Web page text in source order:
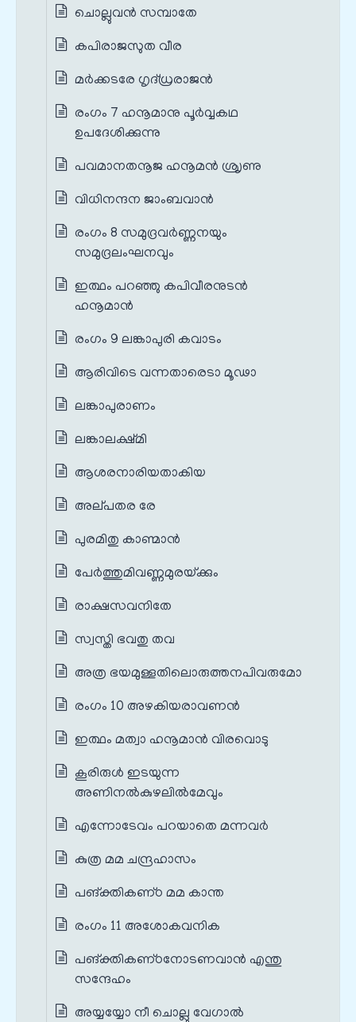
ചൊല്ലുവന്‍ സമ്പാതേ
കപിരാജസുത വീര
മര്‍ക്കടരേ ഗൃദ്‌ധ്രരാജന്‍
രംഗം 7 ഹനൂമാനു പൂർവ്വകഥ
ഉപദേശിക്കുന്നു
പവമാനതനൂജ ഹനൂമന്‍ ശ്രൃണു
വിധിനന്ദന ജാംബവാന്‍
രംഗം 8 സമുദ്രവർണ്ണനയും
സമുദ്രലംഘനവും
ഇത്ഥം പറഞ്ഞു കപിവീരനുടന്‍
ഹനൂമാന്‍
രംഗം 9 ലങ്കാപുരി കവാടം
ആരിവിടെ വന്നതാരെടാ മൂഢാ
ലങ്കാപുരാണം
ലങ്കാലക്ഷ്മി
ആശരനാരിയതാകിയ
അല്‌പതര രേ
പുരമിതു കാണ്മാന്‍
പേര്‍ത്തുമിവണ്ണമുരയ്‌ക്കും
രാക്ഷസവനിതേ
സ്വസ്തി ഭവതു തവ
അത്ര ഭയമുള്ളതിലൊരുത്തനപിവരുമോ
രംഗം 10 അഴകിയരാവണൻ
ഇത്ഥം മത്വാ ഹനൂമാന്‍ വിരവൊടു
കൂരിരുള്‍ ഇടയുന്ന
അണിനല്‍കുഴലില്‍മേവും
എന്നോടേവം പറയാതെ മന്നവര്‍
കുത്ര മമ ചന്ദ്രഹാസം
പങ്‌ക്തികണ്‌ഠ മമ കാന്ത
രംഗം 11 അശോകവനിക
പങ്‌ക്തികണ്‌ഠനോടണവാന്‍ എന്തു
സന്ദേഹം
അയ്യയ്യോ നീ ചൊല്ലു വേഗാല്‍